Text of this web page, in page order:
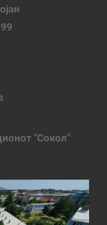
"Сокол"